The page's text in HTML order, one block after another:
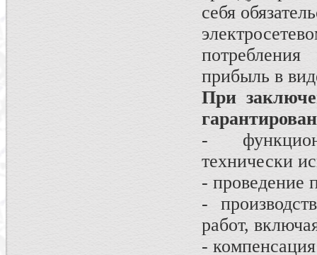
себя
прибыль в
При
-
технически
- проведение
-
работ,
-